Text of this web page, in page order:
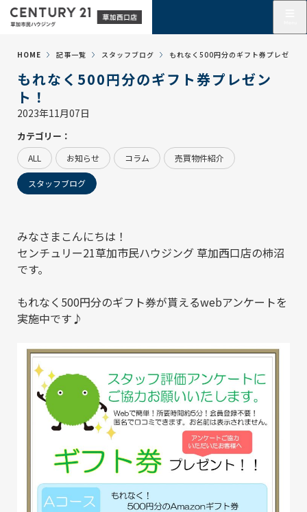
HOME 記事一覧 スタッフブログ もれなく500円分のギフト券プレゼント
もれなく500円分のギフト券プレゼン
ト！
2023年11月07日
カテゴリー：
ALL お知らせ コラム 売買物件紹介
スタッフブログ
みなさまこんにちは！
センチュリー21草加市民ハウジング 草加西口店の柿沼
です。
もれなく500円分のギフト券が貰えるwebアンケートを
実施中です♪